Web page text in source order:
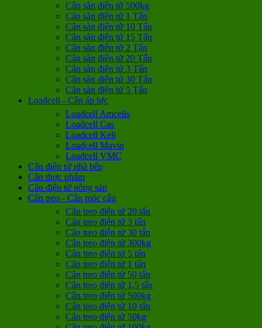
Cân sàn điện tử 500kg
Cân sàn điện tử 1 Tấn
Cân sàn điện tử 10 Tấn
Cân sàn điện tử 15 Tấn
Cân sàn điện tử 2 Tấn
Cân sàn điện tử 20 Tấn
Cân sàn điện tử 3 Tấn
Cân sàn điện tử 30 Tấn
Cân sàn điện tử 5 Tấn
Loadcell - Cân áp lực
Loadcell Amcells
Loadcell Cas
Loadcell Keli
Loadcell Mavin
Loadcell VMC
Cân điện tử nhà bếp
Cân thực phẩm
Cân điện tử nông sản
Cân treo - Cân móc cẩu
Cân treo điện tử 20 tấn
Cân treo điện tử 3 tấn
Cân treo điện tử 30 tấn
Cân treo điện tử 300kg
Cân treo điện tử 5 tấn
Cân treo điện tử 1 tấn
Cân treo điện tử 50 tấn
Cân treo điện tử 1,5 tấn
Cân treo điện tử 500kg
Cân treo điện tử 10 tấn
Cân treo điện tử 50kg